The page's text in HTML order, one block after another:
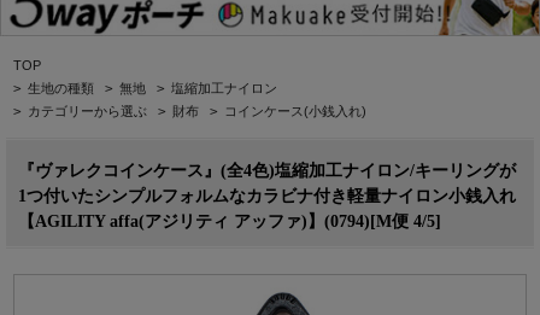
TOP
> 生地の種類 > 無地 > 塩縮加工ナイロン
> カテゴリーから選ぶ > 財布 > コインケース(小銭入れ)
『ヴァレクコインケース』(全4色)塩縮加工ナイロン/キーリングが
1つ付いたシンプルフォルムなカラビナ付き軽量ナイロン小銭入れ
【AGILITY affa(アジリティ アッファ)】(0794)[M便 4/5]